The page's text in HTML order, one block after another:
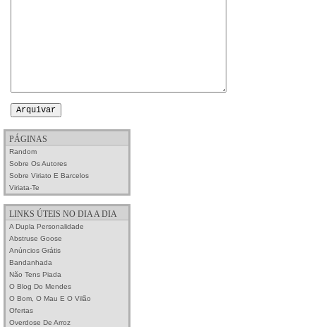
PÁGINAS
Random
Sobre Os Autores
Sobre Viriato E Barcelos
Viriata-Te
LINKS ÚTEIS NO DIA A DIA
A Dupla Personalidade
Abstruse Goose
Anúncios Grátis
Bandanhada
Não Tens Piada
O Blog Do Mendes
O Bom, O Mau E O Vilão
Ofertas
Overdose De Arroz